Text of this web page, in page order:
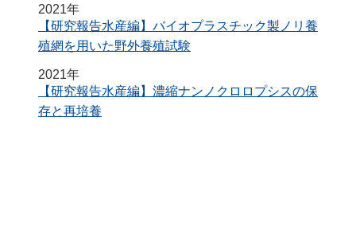
2021年
【研究報告水産編】バイオプラスチック製ノリ養
殖網を用いた野外養殖試験
2021年
【研究報告水産編】濃縮ナンノクロロプシスの保
存と再培養